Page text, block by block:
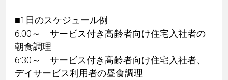
■1日のスケジュール例
6:00～ サービス付き高齢者向け住宅入社者の
朝食調理
6:30～ サービス付き高齢者向け住宅入社者、
デイサービス利用者の昼食調理